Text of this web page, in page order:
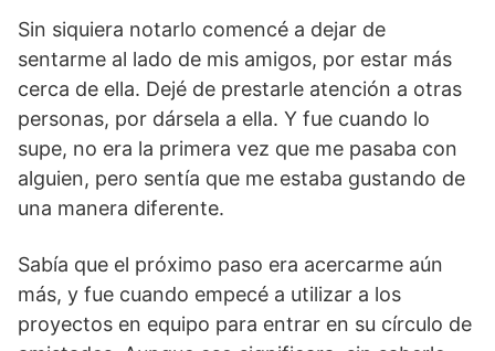
Sin siquiera notarlo comencé a dejar de
sentarme al lado de mis amigos, por estar más
cerca de ella. Dejé de prestarle atención a otras
personas, por dársela a ella. Y fue cuando lo
supe, no era la primera vez que me pasaba con
alguien, pero sentía que me estaba gustando de
una manera diferente.
Sabía que el próximo paso era acercarme aún
más, y fue cuando empecé a utilizar a los
proyectos en equipo para entrar en su círculo de